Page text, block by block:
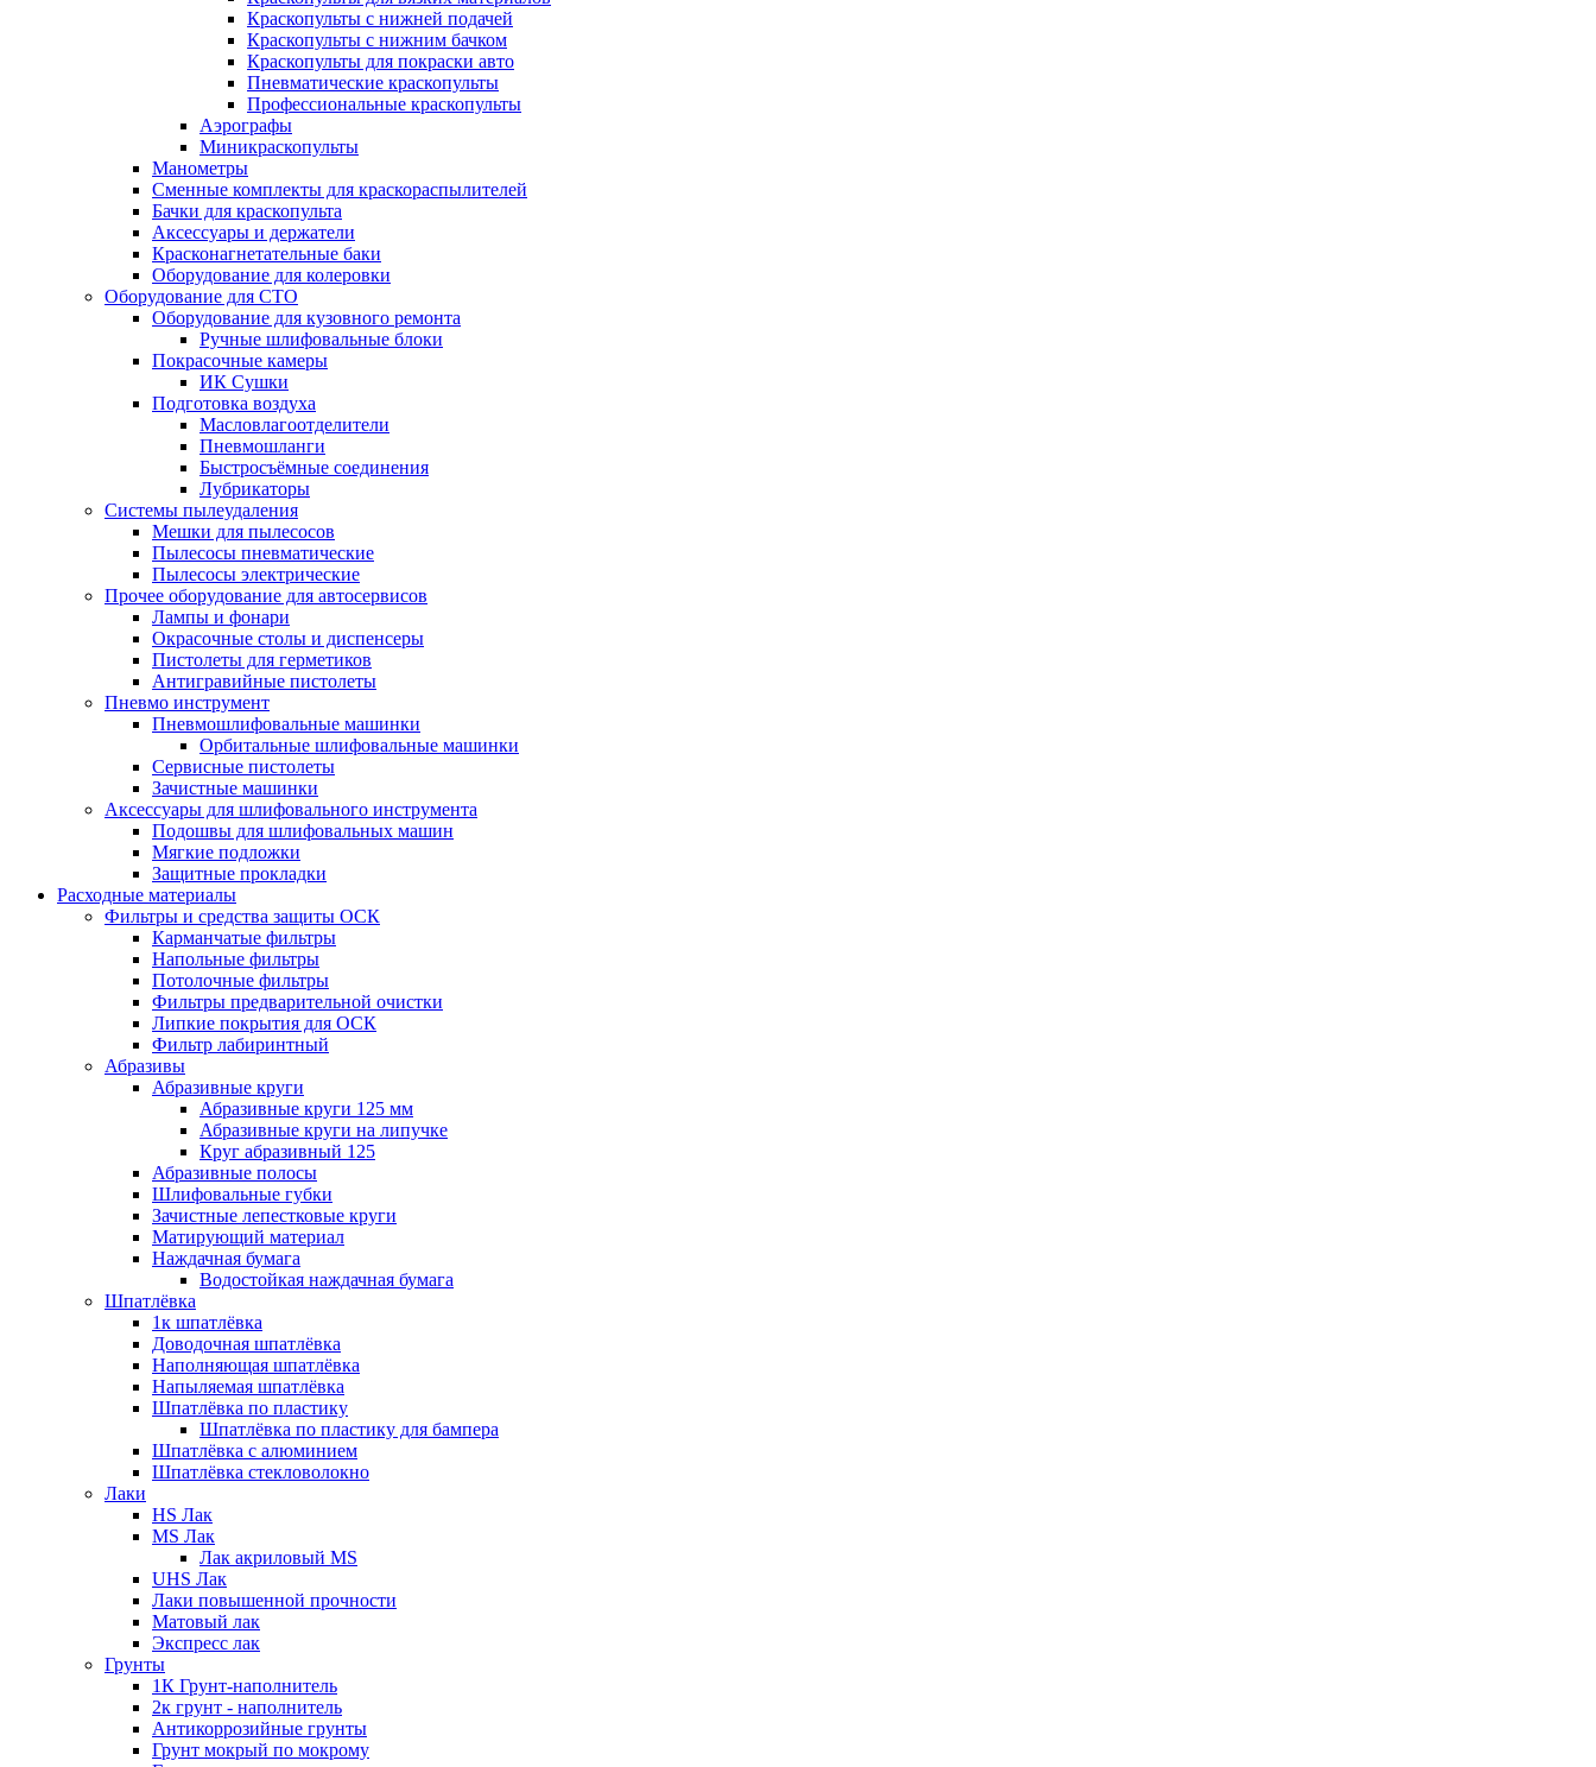
Краскопульты с нижней подачей
Краскопульты с нижним бачком
Краскопульты для покраски авто
Пневматические краскопульты
Профессиональные краскопульты
Аэрографы
Миникраскопульты
Манометры
Сменные комплекты для краскораспылителей
Бачки для краскопульта
Аксессуары и держатели
Красконагнетательные баки
Оборудование для колеровки
Оборудование для СТО
Оборудование для кузовного ремонта
Ручные шлифовальные блоки
Покрасочные камеры
ИК Сушки
Подготовка воздуха
Масловлагоотделители
Пневмошланги
Быстросъёмные соединения
Лубрикаторы
Системы пылеудаления
Мешки для пылесосов
Пылесосы пневматические
Пылесосы электрические
Прочее оборудование для автосервисов
Лампы и фонари
Окрасочные столы и диспенсеры
Пистолеты для герметиков
Антигравийные пистолеты
Пневмо инструмент
Пневмошлифовальные машинки
Орбитальные шлифовальные машинки
Сервисные пистолеты
Зачистные машинки
Аксессуары для шлифовального инструмента
Подошвы для шлифовальных машин
Мягкие подложки
Защитные прокладки
Расходные материалы
Фильтры и средства защиты ОСК
Карманчатые фильтры
Напольные фильтры
Потолочные фильтры
Фильтры предварительной очистки
Липкие покрытия для ОСК
Фильтр лабиринтный
Абразивы
Абразивные круги
Абразивные круги 125 мм
Абразивные круги на липучке
Круг абразивный 125
Абразивные полосы
Шлифовальные губки
Зачистные лепестковые круги
Матирующий материал
Наждачная бумага
Водостойкая наждачная бумага
Шпатлёвка
1к шпатлёвка
Доводочная шпатлёвка
Наполняющая шпатлёвка
Напыляемая шпатлёвка
Шпатлёвка по пластику
Шпатлёвка по пластику для бампера
Шпатлёвка с алюминием
Шпатлёвка стекловолокно
Лаки
HS Лак
MS Лак
Лак акриловый MS
UHS Лак
Лаки повышенной прочности
Матовый лак
Экспресс лак
Грунты
1К Грунт-наполнитель
2к грунт - наполнитель
Антикоррозийные грунты
Грунт мокрый по мокрому